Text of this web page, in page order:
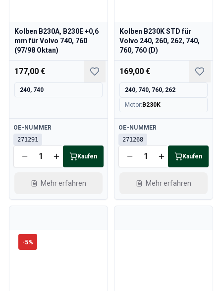
Motor
Kraftstoff & Abgas
Kühlsystem
Antrieb
Zubehör & Sonstiges
Karosserie
Innenausstattung
Aktion
Aktion des Monats
Kolben B230A, B230E +0,6
mm für Volvo 740, 760
(97/98 Oktan)
177,00 €
240, 740
Verfügbar
OE-NUMMER
271291
Kaufen
Mehr erfahren
Kolben B230K STD für
Volvo 240, 260, 262, 740,
760, 760 (D)
169,00 €
240, 740, 760, 262
Motor: B230K
Verfügbar
OE-NUMMER
271268
Kaufen
Mehr erfahren
-5%